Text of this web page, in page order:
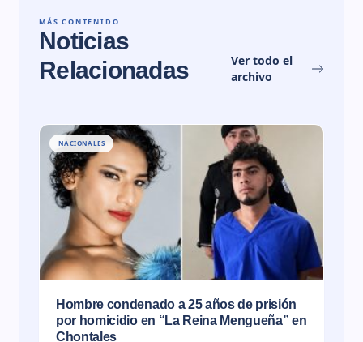
MÁS CONTENIDO
Noticias
Relacionadas
Ver todo el
archivo
NACIONALES
Hombre condenado a 25 años de prisión
por homicidio en “La Reina Mengueña” en
Chontales